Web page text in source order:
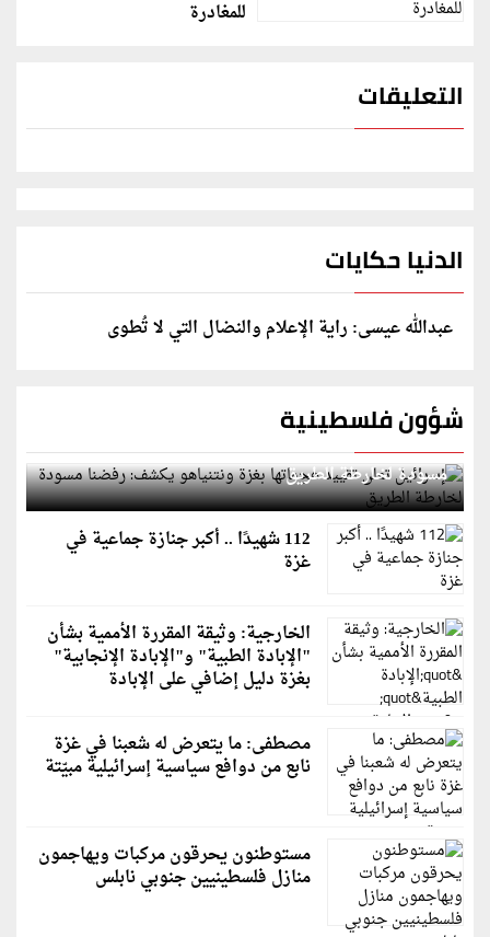
للمغادرة
التعليقات
الدنيا حكايات
عبدالله عيسى: راية الإعلام والنضال التي لا تُطوى
شؤون فلسطينية
إسرائيل تعلن تقييد هجماتها بغزة ونتنياهو يكشف: رفضنا
مسودة لخارطة الطريق
112 شهيدًا .. أكبر جنازة جماعية في
غزة
الخارجية: وثيقة المقررة الأممية بشأن
"الإبادة الطبية" و"الإبادة الإنجابية"
بغزة دليل إضافي على الإبادة
مصطفى: ما يتعرض له شعبنا في غزة
نابع من دوافع سياسية إسرائيلية مبيّتة
مستوطنون يحرقون مركبات ويهاجمون
منازل فلسطينيين جنوبي نابلس